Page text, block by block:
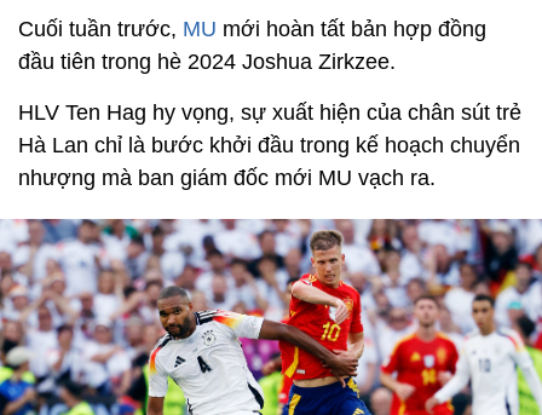
Cuối tuần trước, MU mới hoàn tất bản hợp đồng
đầu tiên trong hè 2024 Joshua Zirkzee.
HLV Ten Hag hy vọng, sự xuất hiện của chân sút trẻ
Hà Lan chỉ là bước khởi đầu trong kế hoạch chuyển
nhượng mà ban giám đốc mới MU vạch ra.